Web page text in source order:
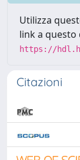
Utilizza
link a
https://
Citazioni